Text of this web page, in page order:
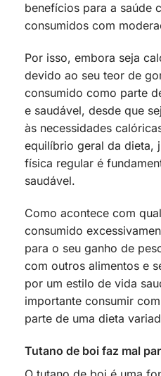
benefícios para a saúde
consumidos com
Por isso, embora seja
devido ao seu teor de
consumido como parte
e saudável, desde que
às necessidades
equilíbrio geral da dieta,
física regular é
saudável.
Como acontece com
consumido
para o seu ganho de
com outros alimentos e
por um estilo de vida
importante consumir
parte de uma dieta
Tutano de boi faz mal